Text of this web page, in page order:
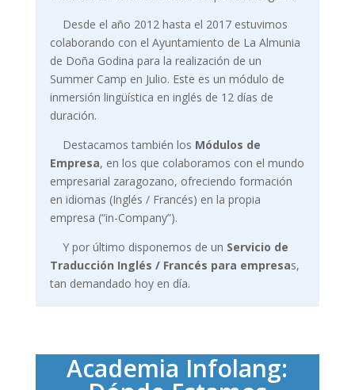
Desde el año 2012 hasta el 2017 estuvimos
colaborando con el Ayuntamiento de La Almunia
de Doña Godina para la realización de un
Summer Camp en Julio. Este es un módulo de
inmersión lingüística en inglés de 12 días de
duración.
Destacamos también los Módulos de
Empresa, en los que colaboramos con el mundo
empresarial zaragozano, ofreciendo formación
en idiomas (Inglés / Francés) en la propia
empresa (“in-Company”).
Y por último disponemos de un Servicio de
Traducción Inglés / Francés para empresas,
tan demandado hoy en día.
Academia Infolang: